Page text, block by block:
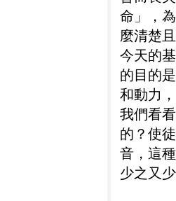
命」，
麼清楚
今天的
的目的
和動力
我們看
的？使
音，這
少之又